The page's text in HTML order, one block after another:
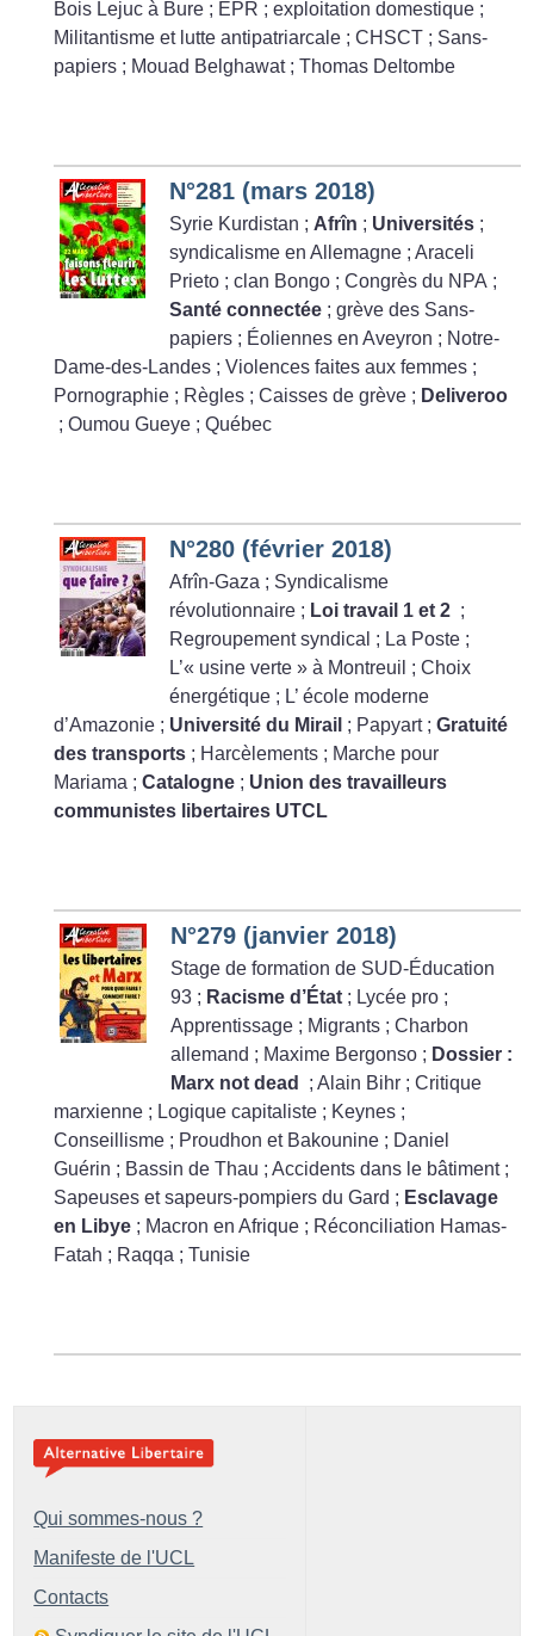
Bois Lejuc à Bure ; EPR ; exploitation domestique ;
Militantisme et lutte antipatriarcale ; CHSCT ; Sans-
papiers ; Mouad Belghawat ; Thomas Deltombe
N°281 (mars 2018)
Syrie Kurdistan ; Afrîn ; Universités ;
syndicalisme en Allemagne ; Araceli
Prieto ; clan Bongo ; Congrès du NPA ;
Santé connectée ; grève des Sans-
papiers ; Éoliennes en Aveyron ; Notre-
Dame-des-Landes ; Violences faites aux femmes ;
Pornographie ; Règles ; Caisses de grève ; Deliveroo
; Oumou Gueye ; Québec
N°280 (février 2018)
Afrîn-Gaza ; Syndicalisme
révolutionnaire ; Loi travail 1 et 2 ;
Regroupement syndical ; La Poste ;
L’« usine verte » à Montreuil ; Choix
énergétique ; L’ école moderne
d’Amazonie ; Université du Mirail ; Papyart ;Gratuité
des transports ; Harcèlements ; Marche pour
Mariama ;Catalogne ; Union des travailleurs
communistes libertaires UTCL
N°279 (janvier 2018)
Stage de formation de SUD-Éducation
93 ; Racisme d’État ; Lycée pro ;
Apprentissage ; Migrants ; Charbon
allemand ; Maxime Bergonso ; Dossier :
Marx not dead
; Alain Bihr ; Critique
marxienne ; Logique capitaliste ; Keynes ;
Conseillisme ; Proudhon et Bakounine ; Daniel
Guérin ; Bassin de Thau ; Accidents dans le bâtiment ;
Sapeuses et sapeurs-pompiers du Gard ; Esclavage
en Libye ; Macron en Afrique ; Réconciliation Hamas-
Fatah ; Raqqa ; Tunisie
Qui sommes-nous ?
Manifeste de l'UCL
Contacts